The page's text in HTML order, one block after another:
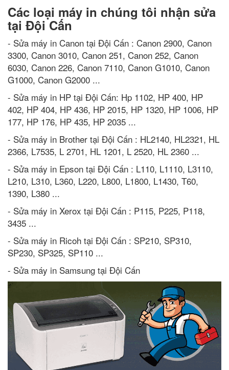
Các loại máy in chúng tôi nhận sửa
tại Đội Cấn
- Sửa máy in Canon tại Đội Cấn : Canon 2900, Canon
3300, Canon 3010, Canon 251, Canon 252, Canon
6030, Canon 226, Canon 7110, Canon G1010, Canon
G1000, Canon G2000 ...
- Sửa máy in HP tại Đội Cấn: Hp 1102, HP 400, HP
402, HP 404, HP 436, HP 2015, HP 1320, HP 1006, HP
177, HP 176, HP 435, HP 2035 ...
- Sửa máy in Brother tại Đội Cấn : HL2140, HL2321, HL
2366, L7535, L 2701, HL 1201, L 2520, HL 2360 ...
- Sửa máy in Epson tại Đội Cấn : L110, L1110, L3110,
L210, L310, L360, L220, L800, L1800, L1430, T60,
1390, L380 ...
- Sửa máy in Xerox tại Đội Cấn : P115, P225, P118,
3435 ...
- Sửa máy in Ricoh tại Đội Cấn : SP210, SP310,
SP230, SP325, SP110 ...
- Sửa máy in Samsung tại Đội Cấn